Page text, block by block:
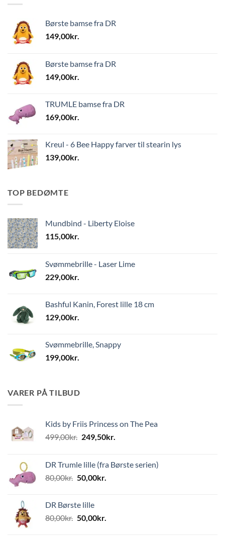
Børste bamse fra DR
149,00kr.
Børste bamse fra DR
149,00kr.
TRUMLE bamse fra DR
169,00kr.
Kreul - 6 Bee Happy farver til stearin lys
139,00kr.
TOP BEDØMTE
Mundbind - Liberty Eloise
115,00kr.
Svømmebrille - Laser Lime
229,00kr.
Bashful Kanin, Forest lille 18 cm
129,00kr.
Svømmebrille, Snappy
199,00kr.
VARER PÅ TILBUD
Kids by Friis Princess on The Pea
499,00kr. Den
var:
499,00kr..
249,50kr.
er:
DR Trumle lille (fra Børste serien)
80,00kr. Den
var:
80,00kr..
50,00kr.
50,00kr..
DR Børste lille
80,00kr. Den
50,00kr.